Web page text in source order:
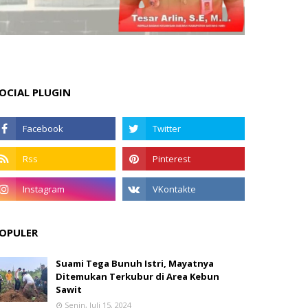
PLUGIN
Suami Tega Bunuh Istri, Mayatnya
Ditemukan Terkubur di Area Kebun
Sawit
Senin, Juli 15, 2024